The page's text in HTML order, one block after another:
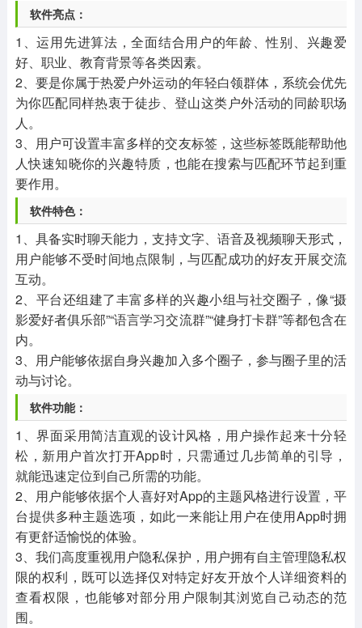
软件亮点：
1、运用先进算法，全面结合用户的年龄、性别、兴趣爱
好、职业、教育背景等各类因素。
2、要是你属于热爱户外运动的年轻白领群体，系统会优先
为你匹配同样热衷于徒步、登山这类户外活动的同龄职场
人。
3、用户可设置丰富多样的交友标签，这些标签既能帮助他
人快速知晓你的兴趣特质，也能在搜索与匹配环节起到重
要作用。
软件特色：
1、具备实时聊天能力，支持文字、语音及视频聊天形式，
用户能够不受时间地点限制，与匹配成功的好友开展交流
互动。
2、平台还组建了丰富多样的兴趣小组与社交圈子，像“摄
影爱好者俱乐部”“语言学习交流群”“健身打卡群”等都包含在
内。
3、用户能够依据自身兴趣加入多个圈子，参与圈子里的活
动与讨论。
软件功能：
1、界面采用简洁直观的设计风格，用户操作起来十分轻
松，新用户首次打开App时，只需通过几步简单的引导，
就能迅速定位到自己所需的功能。
2、用户能够依据个人喜好对App的主题风格进行设置，平
台提供多种主题选项，如此一来能让用户在使用App时拥
有更舒适愉悦的体验。
3、我们高度重视用户隐私保护，用户拥有自主管理隐私权
限的权利，既可以选择仅对特定好友开放个人详细资料的
查看权限，也能够对部分用户限制其浏览自己动态的范
围。